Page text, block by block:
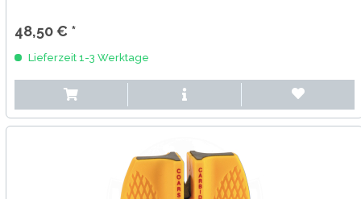
48,50 € *
Lieferzeit 1-3 Werktage